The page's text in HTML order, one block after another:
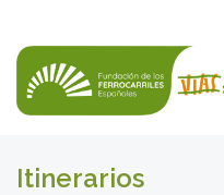
Itinerarios